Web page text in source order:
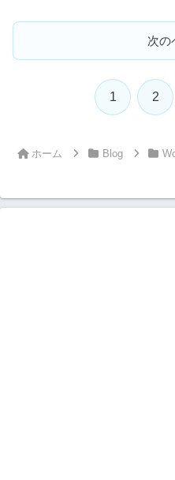
次の
1 2
ホーム Blog